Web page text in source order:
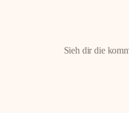
Sieh dir die